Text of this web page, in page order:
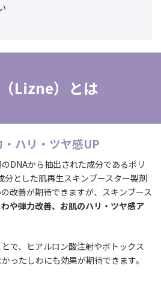
Lizne）とは
ハリ・ツヤ感UP
DNAから抽出された成分であるポリ
分とした肌再生スキンブースター製剤
改善が期待できますが、スキンブース
や弾力改善、お肌のハリ・ツヤ感ア
で、ヒアルロン酸注射やボトックス
ったしわにも効果が期待できます。